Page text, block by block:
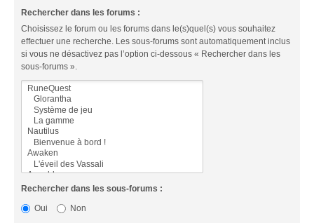
Rechercher dans les forums :
Choisissez le forum ou les forums dans le(s)quel(s) vous souhaitez
effectuer une recherche. Les sous-forums sont automatiquement inclus
si vous ne désactivez pas l’option ci-dessous « Rechercher dans les
sous-forums ».
Rechercher dans les sous-forums :
Oui
Non